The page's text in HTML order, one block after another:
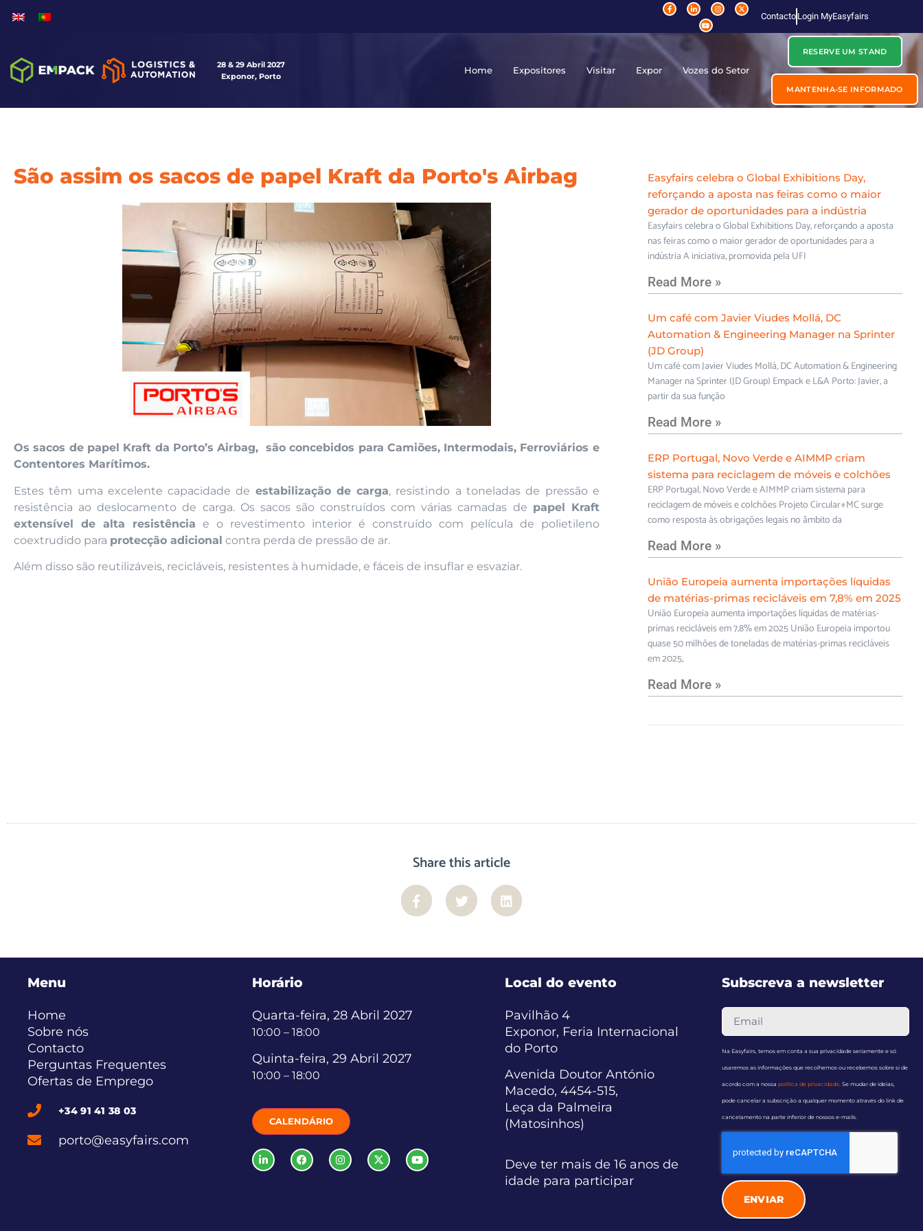
Contacto Login MyEasyfairs
28 & 29 Abril 2027
Exponor, Porto
Home Expositores Visitar Expor Vozes do Setor
RESERVE UM STAND
MANTENHA-SE INFORMADO
São assim os sacos de papel Kraft da Porto's Airbag
Os sacos de papel Kraft da Porto’s Airbag, são concebidos para Camiões, Intermodais, Ferroviários e
Contentores Marítimos.
Estes têm uma excelente capacidade de estabilização de carga, resistindo a toneladas de pressão e
resistência ao deslocamento de carga. Os sacos são construídos com várias camadas de papel Kraft
extensível de alta resistência e o revestimento interior é construído com película de polietileno
coextrudido para protecção adicional contra perda de pressão de ar.
Além disso são reutilizáveis, recicláveis, resistentes à humidade, e fáceis de insuflar e esvaziar.
Easyfairs celebra o Global Exhibitions Day,
reforçando a aposta nas feiras como o maior
gerador de oportunidades para a indústria
Easyfairs celebra o Global Exhibitions Day, reforçando a aposta
nas feiras como o maior gerador de oportunidades para a
indústria A iniciativa, promovida pela UFI
Read More »
Um café com Javier Viudes Mollá, DC
Automation & Engineering Manager na Sprinter
(JD Group)
Um café com Javier Viudes Mollá, DC Automation & Engineering
Manager na Sprinter (JD Group) Empack e L&A Porto: Javier, a
partir da sua função
Read More »
ERP Portugal, Novo Verde e AIMMP criam
sistema para reciclagem de móveis e colchões
ERP Portugal, Novo Verde e AIMMP criam sistema para
reciclagem de móveis e colchões Projeto Circular+MC surge
como resposta às obrigações legais no âmbito da
Read More »
União Europeia aumenta importações líquidas
de matérias-primas recicláveis em 7,8% em 2025
União Europeia aumenta importações líquidas de matérias-
primas recicláveis em 7,8% em 2025 União Europeia importou
quase 50 milhões de toneladas de matérias-primas recicláveis
em 2025,
Read More »
Share this article
Menu
Home
Sobre nós
Contacto
Perguntas Frequentes
Ofertas de Emprego
+34 91 41 38 03
porto@easyfairs.com
Horário
Quarta-feira, 28 Abril 2027
10:00 – 18:00
Quinta-feira, 29 Abril 2027
10:00 – 18:00
CALENDÁRIO
Local do evento
Pavilhão 4
Exponor, Feria Internacional
do Porto
Avenida Doutor António
Macedo, 4454-515,
Leça da Palmeira
(Matosinhos)
Deve ter mais de 16 anos de
idade para participar
Subscreva a newsletter
Na Easyfairs, temos em conta a sua privacidade seriamente e só
usaremos as informações que recolhemos ou recebemos sobre si de
acordo com a nossa política de privacidade. Se mudar de ideias,
pode cancelar a subscrição a qualquer momento através do link de
cancelamento na parte inferior de nossos e-mails.
ENVIAR